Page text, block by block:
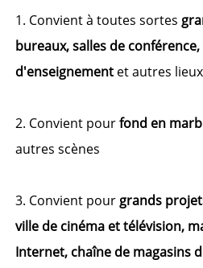
1. Convient à toutes sortes
bureaux, salles de
d'enseignement et autres lieux
2. Convient pourfond en
autres scènes
3. Convient pour grands
ville de cinéma et télévision,
Internet, chaîne de magasins